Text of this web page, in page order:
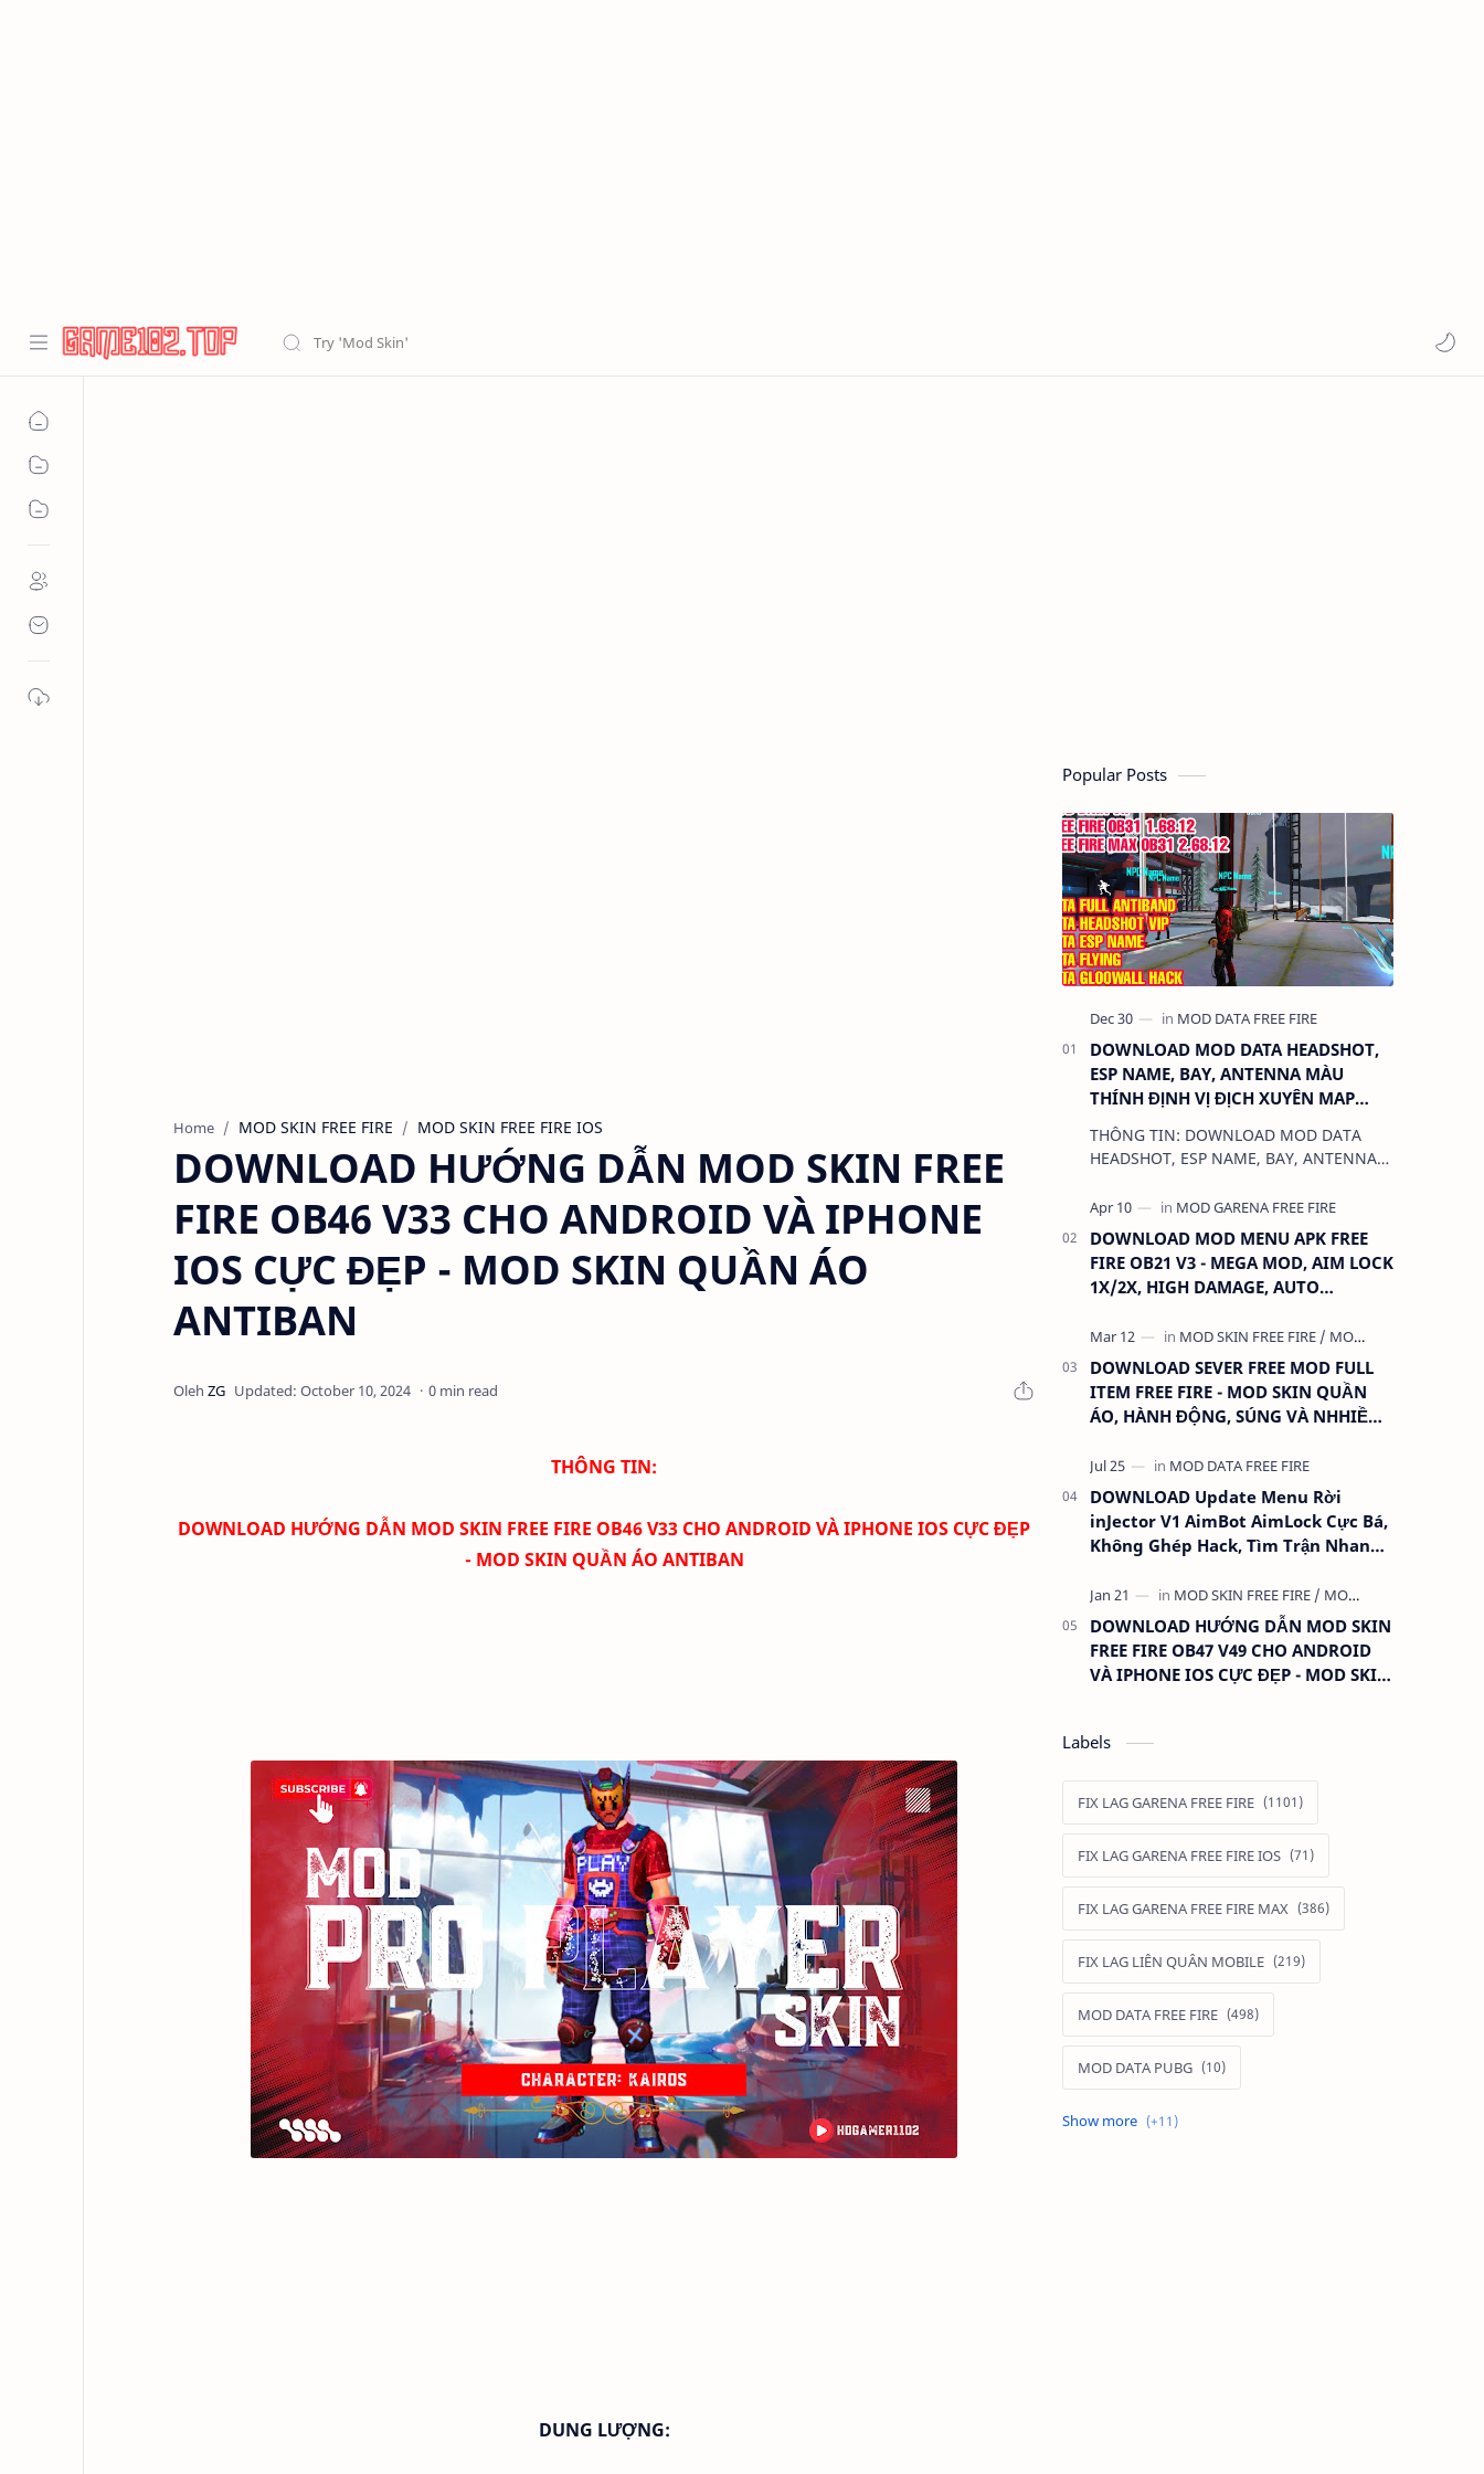
Home MOD SKIN FREE FIRE MOD SKIN FREE FIRE IOS
DOWNLOAD HƯỚNG DẪN MOD SKIN FREE
FIRE OB46 V33 CHO ANDROID VÀ IPHONE
IOS CỰC ĐẸP - MOD SKIN QUẦN ÁO
ANTIBAN
0 min read
THÔNG TIN:
DOWNLOAD HƯỚNG DẪN MOD SKIN FREE FIRE OB46 V33 CHO ANDROID VÀ IPHONE IOS CỰC ĐẸP
- MOD SKIN QUẦN ÁO ANTIBAN
DUNG LƯỢNG:
Popular Posts
DOWNLOAD MOD DATA HEADSHOT,
ESP NAME, BAY, ANTENNA MÀU
THÍNH ĐỊNH VỊ ĐỊCH XUYÊN MAP
CHO FREE FIRE OB31 1.68.12/2.68.12
MỚI NHẤT - KHÔNG KHÓA NICK
THÔNG TIN: DOWNLOAD MOD DATA
HEADSHOT, ESP NAME, BAY, ANTENNA
CHO FREE FIRE OB31 1.68.12/2.68.12
MỚI NHẤT - KHÔN…
DOWNLOAD MOD MENU APK FREE
FIRE OB21 V3 - MEGA MOD, AIM LOCK
1X/2X, HIGH DAMAGE, AUTO
DOWNLOAD SEVER FREE MOD FULL
ITEM FREE FIRE - MOD SKIN QUẦN
ÁO, HÀNH ĐỘNG, SÚNG VÀ NHHIỀU
DOWNLOAD Update Menu Rời
inJector V1 AimBot AimLock Cực Bá,
Không Ghép Hack, Tìm Trận Nhanh,
DOWNLOAD HƯỚNG DẪN MOD SKIN
FREE FIRE OB47 V49 CHO ANDROID
VÀ IPHONE IOS CỰC ĐẸP - MOD SKIN
Labels
FIX LAG GARENA FREE FIRE
FIX LAG GARENA FREE FIRE IOS
FIX LAG GARENA FREE FIRE MAX
FIX LAG LIÊN QUÂN MOBILE
MOD DATA FREE FIRE
MOD DATA PUBG
MOD FREE FIRE